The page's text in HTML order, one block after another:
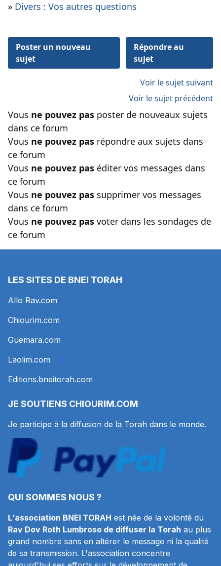
» Divers : Vos autres questions
Poster un nouveau
sujet
Répondre au
sujet
Voir le sujet suivant
Voir le sujet précédent
Vous ne pouvez pas poster de nouveaux sujets
dans ce forum
Vous ne pouvez pas répondre aux sujets dans
ce forum
Vous ne pouvez pas éditer vos messages dans
ce forum
Vous ne pouvez pas supprimer vos messages
dans ce forum
Vous ne pouvez pas voter dans les sondages de
ce forum
LES SITES DE BNEI TORAH
Allo Rav.com
Chiourim.com
Guemara.com
Laolim.com
Editions.bneitorah.com
JE SOUTIENS CHIOURIM.COM
Je participe à la diffusion de la Torah dans le monde.
QUI SOMMES NOUS ?
L'association BNEI TORAH est née de la volonté du
Rav Dov Roth Lumbroso de diffuser la Torah au plus
grand nombre sans en altérer le message ni la qualité
de sa transmission. L'association concentre